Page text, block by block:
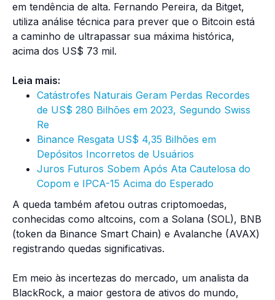
em tendência de alta. Fernando Pereira, da Bitget,
utiliza análise técnica para prever que o Bitcoin está
a caminho de ultrapassar sua máxima histórica,
acima dos US$ 73 mil.
Leia mais:
Catástrofes Naturais Geram Perdas Recordes
de US$ 280 Bilhões em 2023, Segundo Swiss
Re
Binance Resgata US$ 4,35 Bilhões em
Depósitos Incorretos de Usuários
Juros Futuros Sobem Após Ata Cautelosa do
Copom e IPCA-15 Acima do Esperado
A queda também afetou outras criptomoedas,
conhecidas como altcoins, com a Solana (SOL), BNB
(token da Binance Smart Chain) e Avalanche (AVAX)
registrando quedas significativas.
Em meio às incertezas do mercado, um analista da
BlackRock, a maior gestora de ativos do mundo,